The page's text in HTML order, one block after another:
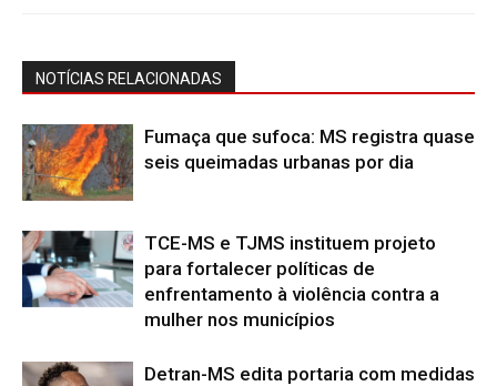
NOTÍCIAS RELACIONADAS
Fumaça que sufoca: MS registra quase
seis queimadas urbanas por dia
TCE-MS e TJMS instituem projeto
para fortalecer políticas de
enfrentamento à violência contra a
mulher nos municípios
Detran-MS edita portaria com medidas